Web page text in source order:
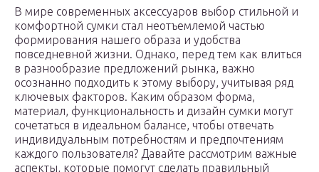
В мире современных аксессуаров выбор стильной и
комфортной сумки стал неотъемлемой частью
формирования нашего образа и удобства
повседневной жизни. Однако, перед тем как влиться
в разнообразие предложений рынка, важно
осознанно подходить к этому выбору, учитывая ряд
ключевых факторов. Каким образом форма,
материал, функциональность и дизайн сумки могут
сочетаться в идеальном балансе, чтобы отвечать
индивидуальным потребностям и предпочтениям
каждого пользователя? Давайте рассмотрим важные
аспекты, которые помогут сделать правильный